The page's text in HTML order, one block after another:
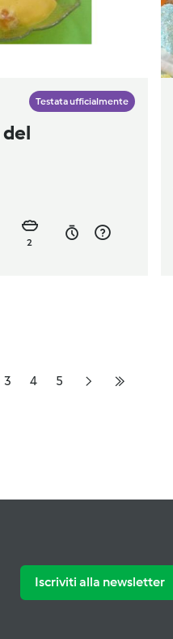
Testata ufficialmente
2
3 4 5
Iscriviti alla newsletter